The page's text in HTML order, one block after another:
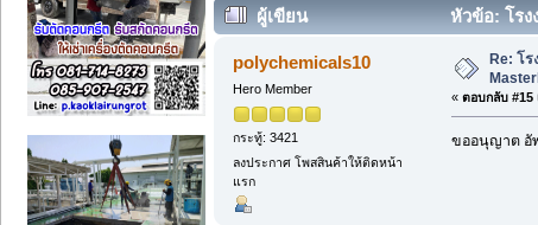
ผู้เขียน หัวข้อ: โร
polychemicals10
Hero Member
กระทู้: 3421
ลงประกาศ โพสสินค้าให้ติดหน้า
แรก
Re: โ
« ตอบกลับ #15
ขออนุญาต อั